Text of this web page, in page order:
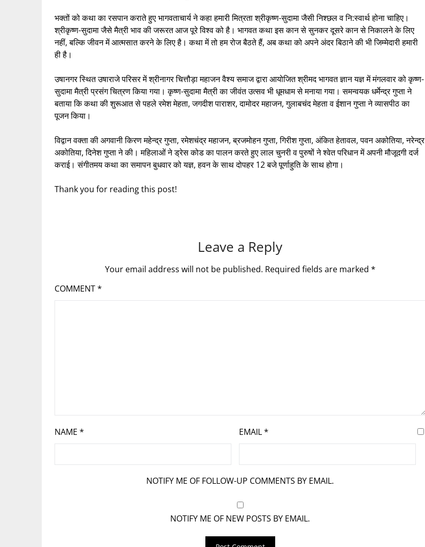
भक्तों को कथा का रसपान कराते हुए भागवताचार्य ने कहा हमारी मित्रता श्रीकृष्ण-सुदामा जैसी निश्छल व नि:स्वार्थ होना चाहिए।
श्रीकृष्ण-सुदामा जैसे मैत्री भाव की जरूरत आज पूरे विश्व को है। भागवत कथा इस कान से सुनकर दूसरे कान से निकालने के लिए
नहीं, बल्कि जीवन में आत्मसात करने के लिए है। कथा में तो हम रोज बैठते हैं, अब कथा को अपने अंदर बिठाने की भी जिम्मेदारी हमारी
ही है।
उषानगर स्थित उषाराजे परिसर में श्रीनागर चित्तौड़ा महाजन वैश्य समाज द्वारा आयोजित श्रीमद भागवत ज्ञान यज्ञ में मंगलवार को कृष्ण-
सुदामा मैत्री प्रसंग चित्रण किया गया। कृष्ण-सुदामा मैत्री का जीवंत उत्सव भी धूमधाम से मनाया गया। समन्वयक धर्मेन्द्र गुप्ता ने
बताया कि कथा की शुरूआत से पहले रमेश मेहता, जगदीश पाराशर, दामोदर महाजन, गुलाबचंद मेहता व ईशान गुप्ता ने व्यासपीठ का
पूजन किया।
विद्वान वक्ता की अगवानी किरण महेन्द्र गुप्ता, रमेशचंद्र महाजन, ब्रजमोहन गुप्ता, गिरीश गुप्ता, अंकित हेतावल, पवन अकोतिया, नरेन्द्र
अकोतिया, दिनेश गुप्ता ने की। महिलाओं ने ड्रेस कोड का पालन करते हुए लाल चुनरी व पुरुषों ने श्वेत परिधान में अपनी मौजूदगी दर्ज
कराई। संगीतमय कथा का समापन बुधवार को यज्ञ, हवन के साथ दोपहर 12 बजे पूर्णाहुति के साथ होगा।
Thank you for reading this post!
Leave a Reply
Your email address will not be published. Required fields are marked *
COMMENT*
NAME * EMAIL*
NOTIFY ME OF FOLLOW-UP COMMENTS BY EMAIL.
NOTIFY ME OF NEW POSTS BY EMAIL.